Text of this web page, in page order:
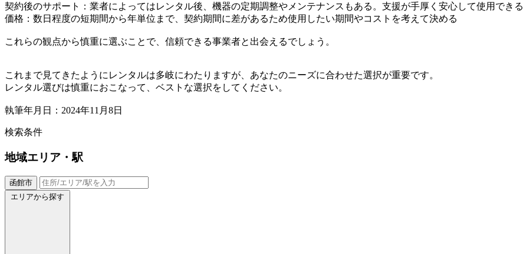
契約後のサポート：業者によってはレンタル後、機器の定期調整やメンテナンスもある。支援が手厚く安心して使用できる
価格：数日程度の短期間から年単位まで、契約期間に差があるため使用したい期間やコストを考えて決める
これらの観点から慎重に選ぶことで、信頼できる事業者と出会えるでしょう。
これまで見てきたようにレンタルは多岐にわたりますが、あなたのニーズに合わせた選択が重要です。
レンタル選びは慎重におこなって、ベストな選択をしてください。
執筆年月日：2024年11月8日
検索条件
地域エリア・駅
函館市
エリアから探す